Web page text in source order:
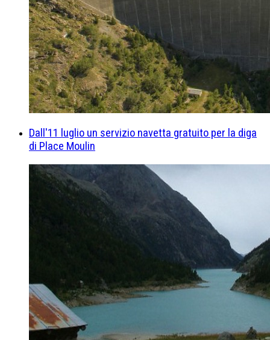
Dall'11 luglio un servizio navetta gratuito per la diga
di Place Moulin